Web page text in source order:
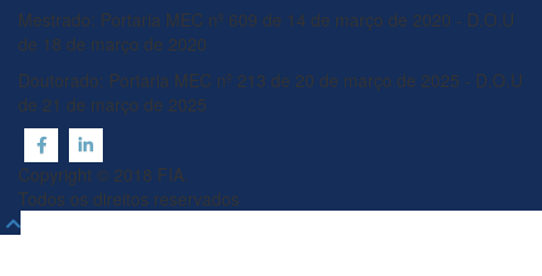
Mestrado: Portaria MEC nº 609 de 14 de março de 2020 - D.O.U
de 18 de março de 2020
Doutorado: Portaria MEC nº 213 de 20 de março de 2025 - D.O.U
de 21 de março de 2025
Copyright © 2018 FIA.
Todos os direitos reservados